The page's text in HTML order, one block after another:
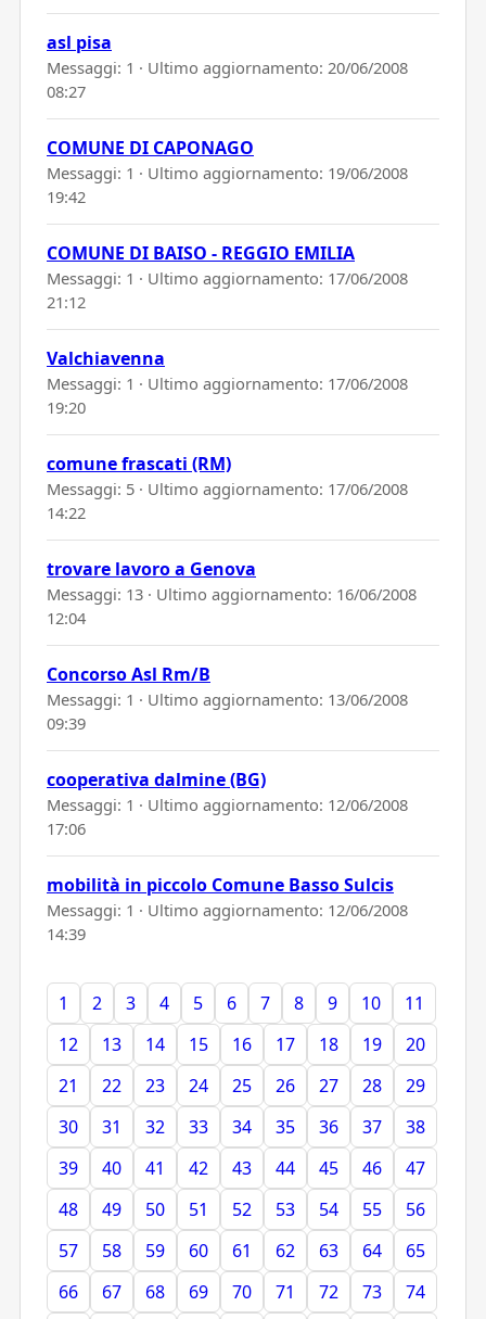
asl pisa
Messaggi: 1 · Ultimo aggiornamento: 20/06/2008
08:27
COMUNE DI CAPONAGO
Messaggi: 1 · Ultimo aggiornamento: 19/06/2008
19:42
COMUNE DI BAISO - REGGIO EMILIA
Messaggi: 1 · Ultimo aggiornamento: 17/06/2008
21:12
Valchiavenna
Messaggi: 1 · Ultimo aggiornamento: 17/06/2008
19:20
comune frascati (RM)
Messaggi: 5 · Ultimo aggiornamento: 17/06/2008
14:22
trovare lavoro a Genova
Messaggi: 13 · Ultimo aggiornamento: 16/06/2008
12:04
Concorso Asl Rm/B
Messaggi: 1 · Ultimo aggiornamento: 13/06/2008
09:39
cooperativa dalmine (BG)
Messaggi: 1 · Ultimo aggiornamento: 12/06/2008
17:06
mobilità in piccolo Comune Basso Sulcis
Messaggi: 1 · Ultimo aggiornamento: 12/06/2008
14:39
1 2 3 4 5 6 7 8 9 10
11
12
13 14 15 16 17 18 19
20
21
22 23 24 25 26 27 28
29
30
31 32 33 34 35 36 37
38
39
40 41 42 43 44 45 46
47
48
49 50 51 52 53 54 55
56
57
58 59 60 61 62 63 64
65
66
67 68 69 70 71 72 73
74